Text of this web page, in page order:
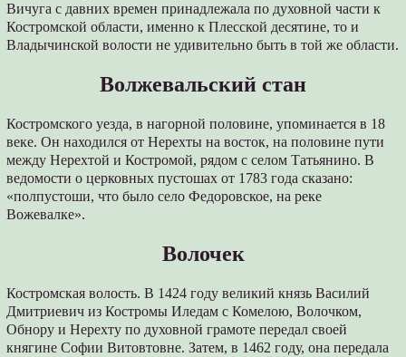
Вичуга с давних времен принадлежала по духовной части к
Костромской области, именно к Плесской десятине, то и
Владычинской волости не удивительно быть в той же области.
Волжевальский стан
Костромского уезда, в нагорной половине, упоминается в 18
веке. Он находился от Нерехты на восток, на половине пути
между Нерехтой и Костромой, рядом с селом Татьянино. В
ведомости о церковных пустошах от 1783 года сказано:
«полпустоши, что было село Федоровское, на реке
Вожевалке».
Волочек
Костромская волость. В 1424 году великий князь Василий
Дмитриевич из Костромы Иледам с Комелою, Волочком,
Обнору и Нерехту по духовной грамоте передал своей
княгине Софии Витовтовне. Затем, в 1462 году, она передала